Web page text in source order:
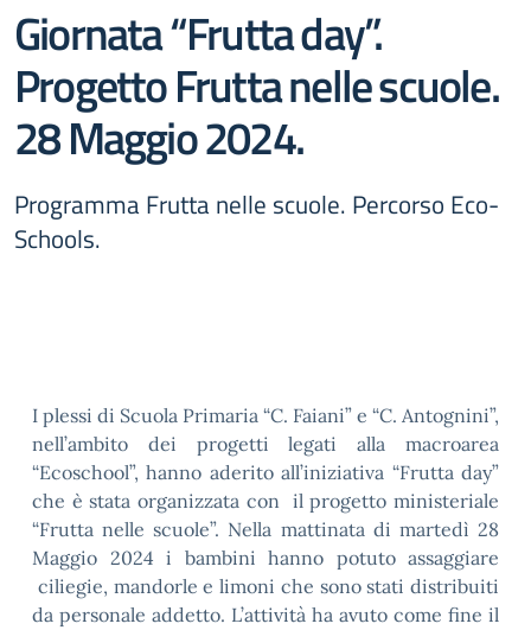
Giornata “Frutta day”.
Progetto Frutta nelle scuole.
28 Maggio 2024.
Programma Frutta nelle scuole. Percorso Eco-
Schools.
I plessi di Scuola Primaria “C. Faiani” e “C. Antognini”,
nell’ambito dei progetti legati alla macroarea
“Ecoschool”, hanno aderito all’iniziativa “Frutta day”
che è stata organizzata con il progetto ministeriale
“Frutta nelle scuole”. Nella mattinata di martedì 28
Maggio 2024 i bambini hanno potuto assaggiare
ciliegie, mandorle e limoni che sono stati distribuiti
da personale addetto. L’attività ha avuto come fine il